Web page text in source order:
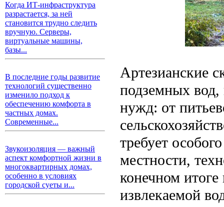
Когда ИТ-инфраструктура
разрастается, за ней
становится трудно следить
вручную. Серверы,
виртуальные машины,
базы...
В последние годы развитие
технологий существенно
изменило подход к
обеспечению комфорта в
частных домах.
Современные...
Звукоизоляция — важный
аспект комфортной жизни в
многоквартирных домах,
особенно в условиях
городской суеты и...
Артезианские
подземных вод,
нужд: от
требует
местности,
конечном итоге
извлекаемой